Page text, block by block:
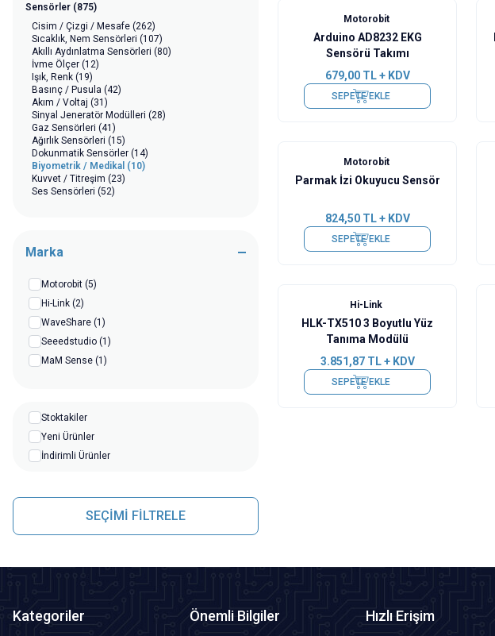
Sensörler (875)
Cisim / Çizgi / Mesafe (262)
Sıcaklık, Nem Sensörleri (107)
Akıllı Aydınlatma Sensörleri (80)
İvme Ölçer (12)
Işık, Renk (19)
Basınç / Pusula (42)
Akım / Voltaj (31)
Sinyal Jeneratör Modülleri (28)
Gaz Sensörleri (41)
Ağırlık Sensörleri (15)
Dokunmatik Sensörler (14)
Biyometrik / Medikal (10)
Kuvvet / Titreşim (23)
Ses Sensörleri (52)
Marka
Motorobit (5)
Hi-Link (2)
WaveShare (1)
Seeedstudio (1)
MaM Sense (1)
Stoktakiler
Yeni Ürünler
İndirimli Ürünler
SEÇİMİ FİLTRELE
Motorobit
Arduino AD8232 EKG
Sensörü Takımı
679,00TL + KDV
SEPETE EKLE
Motorobit
Parmak İzi Okuyucu Sensör
824,50TL + KDV
SEPETE EKLE
Hi-Link
HLK-TX510 3 Boyutlu Yüz
Tanıma Modülü
3.851,87TL + KDV
SEPETE EKLE
Kategoriler Önemli Bilgiler Hızlı Erişim